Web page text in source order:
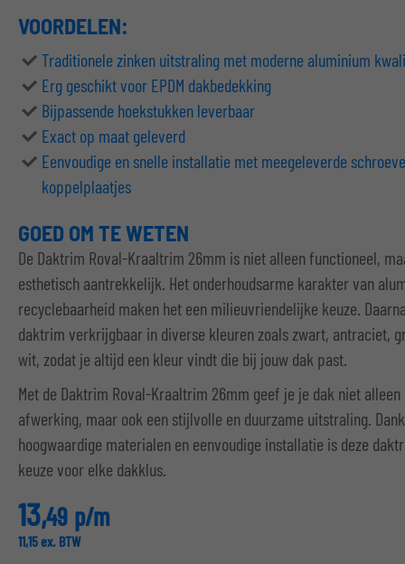
VOORDELEN:
Traditionele zinken uitstraling met moderne aluminium
Erg geschikt voor EPDM dakbedekking
Bijpassende hoekstukken leverbaar
Exact op maat geleverd
Eenvoudige en snelle installatie met meegeleverde
koppelplaatjes
GOED OM TE WETEN
De Daktrim Roval-Kraaltrim 26mm is niet alleen functioneel,
esthetisch aantrekkelijk. Het onderhoudsarme karakter van
recyclebaarheid maken het een milieuvriendelijke keuze.
daktrim verkrijgbaar in diverse kleuren zoals zwart, antraciet,
wit, zodat je altijd een kleur vindt die bij jouw dak past.
Met de Daktrim Roval-Kraaltrim 26mm geef je je dak niet
afwerking, maar ook een stijlvolle en duurzame uitstraling.
hoogwaardige materialen en eenvoudige installatie is deze
keuze voor elke dakklus.
13,49 p/m
11,15ex. BTW